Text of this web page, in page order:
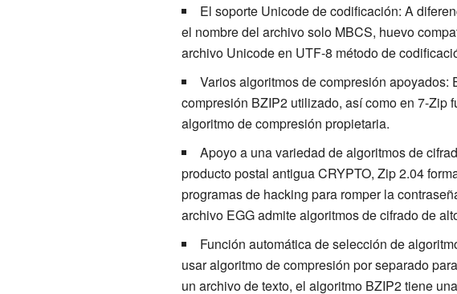
El soporte Unicode de codificación: A
el nombre del archivo solo MBCS, huevo
archivo Unicode en UTF-8 método de
Varios algoritmos de compresión
compresión BZIP2 utilizado, así como en 7-Zip
algoritmo de compresión propietaria.
Apoyo a una variedad de algoritmos de
producto postal antigua CRYPTO, Zip 2.04
programas de hacking para romper la
archivo EGG admite algoritmos de cifrado de
Función automática de selección de
usar algoritmo de compresión por separado
un archivo de texto, el algoritmo BZIP2 tiene